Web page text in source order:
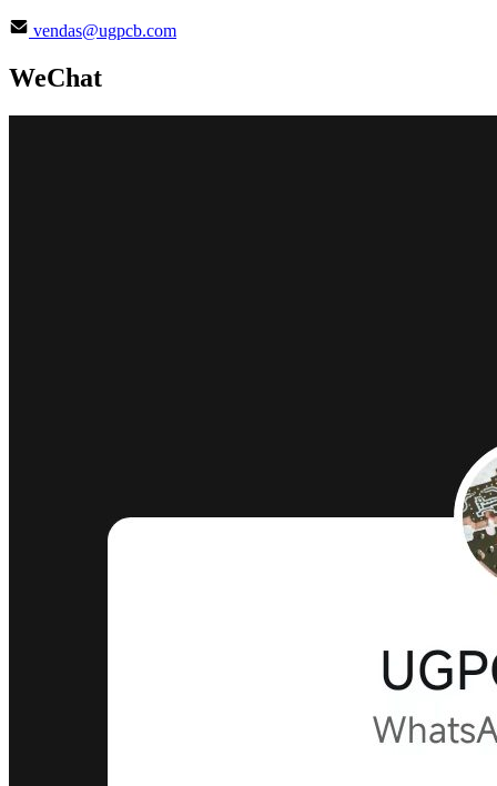
vendas@ugpcb.com
WeChat